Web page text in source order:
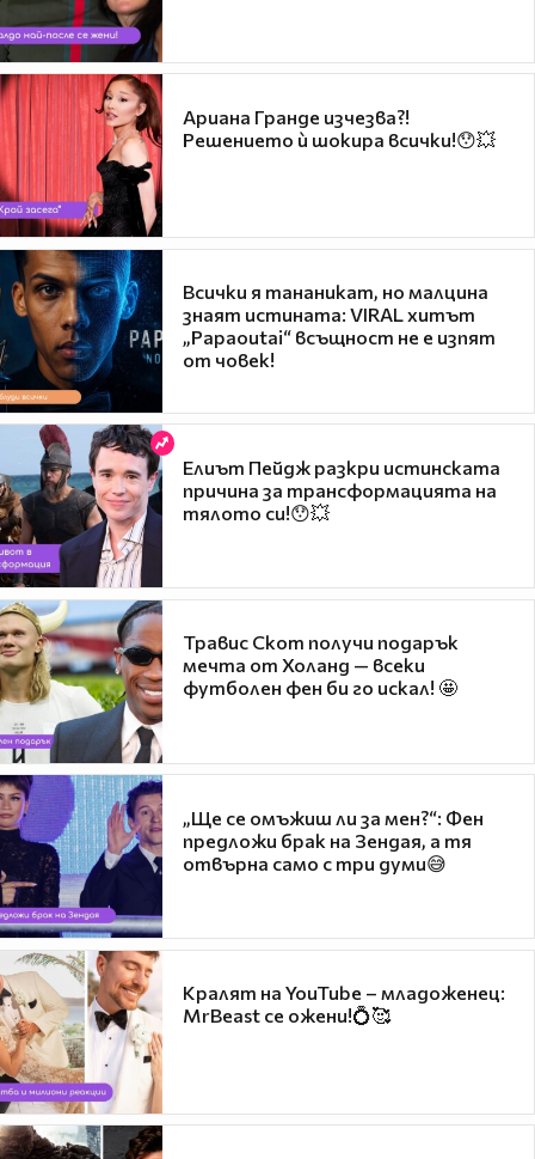
Ариана Гранде изчезва?!
Решението ѝ шокира всички!😯💥
Всички я тананикат, но малцина
знаят истината: VIRAL хитът
„Papaoutai“ всъщност не е изпят
от човек!
Елиът Пейдж разкри истинската
причина за трансформацията на
тялото си!😯💥
Травис Скот получи подарък
мечта от Холанд — всеки
футболен фен би го искал! 🤩
„Ще се омъжиш ли за мен?“: Фен
предложи брак на Зендая, а тя
отвърна само с три думи😅
Кралят на YouTube – младоженец:
MrBeast се ожени!💍🥰